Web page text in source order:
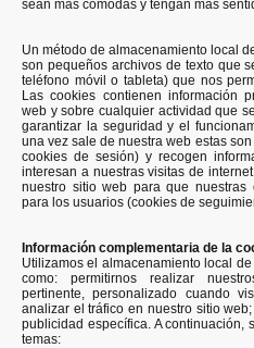
sean más cómodas y tengan más
Un método de almacenamiento local
son pequeños archivos de texto que
teléfono móvil o tableta) que nos
Las cookies contienen información
web y sobre cualquier actividad que
garantizar la seguridad y el
una vez sale de nuestra web estas
cookies de sesión) y recogen
interesan a nuestras visitas de
nuestro sitio web para que nuestras
para los usuarios (cookies de
Información complementaria de la
Utilizamos el almacenamiento local
como: permitirnos realizar
pertinente, personalizado cuando
analizar el tráfico en nuestro sitio
publicidad específica. A continuación,
temas: